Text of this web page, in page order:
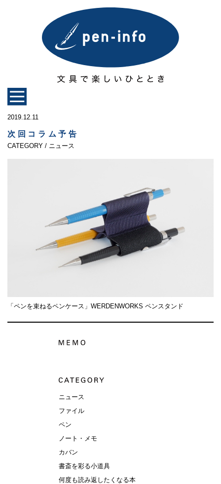
2019.12.11
次回コラム予告
CATEGORY / ニュース
「ペンを束ねるペンケース」WERDENWORKS ペンスタンド
ニュース
ファイル
ペン
ノート・メモ
カバン
書斎を彩る小道具
何度も読み返したくなる本